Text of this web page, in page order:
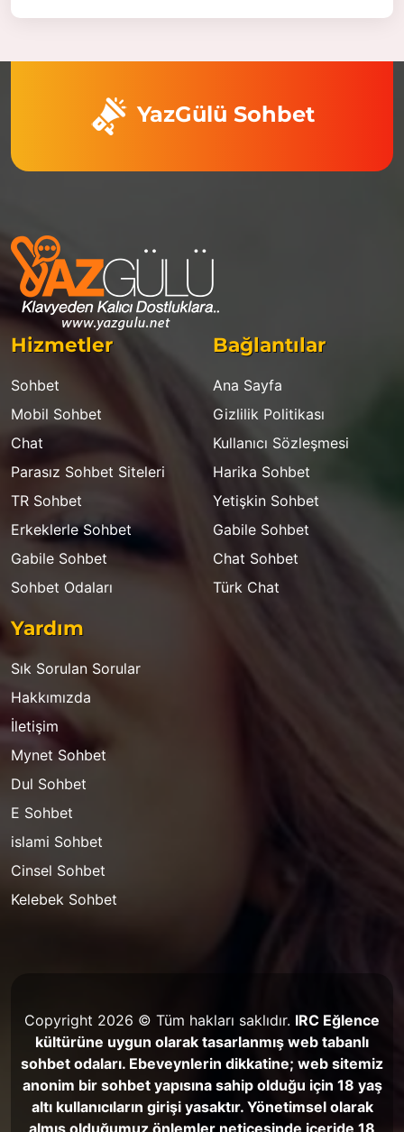
YazGülü Sohbet
Hizmetler
Sohbet
Mobil Sohbet
Chat
Parasız Sohbet Siteleri
TR Sohbet
Erkeklerle Sohbet
Gabile Sohbet
Sohbet Odaları
Bağlantılar
Ana Sayfa
Gizlilik Politikası
Kullanıcı Sözleşmesi
Harika Sohbet
Yetişkin Sohbet
Gabile Sohbet
Chat Sohbet
Türk Chat
Yardım
Sık Sorulan Sorular
Hakkımızda
İletişim
Mynet Sohbet
Dul Sohbet
E Sohbet
islami Sohbet
Cinsel Sohbet
Kelebek Sohbet
Copyright 2026 © Tüm hakları saklıdır. IRC Eğlence
kültürüne uygun olarak tasarlanmış web tabanlı
sohbet odaları. Ebeveynlerin dikkatine; web sitemiz
anonim bir sohbet yapısına sahip olduğu için 18 yaş
altı kullanıcıların girişi yasaktır. Yönetimsel olarak
almış olduğumuz önlemler neticesinde içeride 18